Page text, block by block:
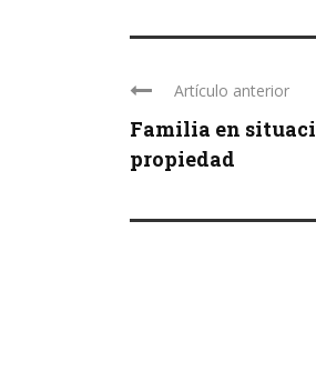
Artículo anterior
Familia en
propiedad